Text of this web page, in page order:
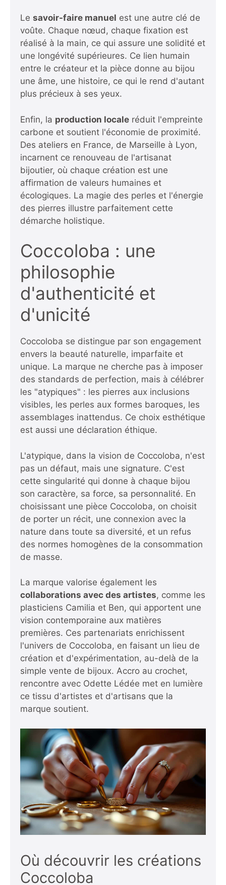
Le savoir-faire manuel est une autre clé de
voûte. Chaque nœud, chaque fixation est
réalisé à la main, ce qui assure une solidité et
une longévité supérieures. Ce lien humain
entre le créateur et la pièce donne au bijou
une âme, une histoire, ce qui le rend d'autant
plus précieux à ses yeux.
Enfin, la production locale réduit l'empreinte
carbone et soutient l'économie de proximité.
Des ateliers en France, de Marseille à Lyon,
incarnent ce renouveau de l'artisanat
bijoutier, où chaque création est une
affirmation de valeurs humaines et
écologiques. La magie des perles et l'énergie
des pierres illustre parfaitement cette
démarche holistique.
Coccoloba : une
philosophie
d'authenticité et
d'unicité
Coccoloba se distingue par son engagement
envers la beauté naturelle, imparfaite et
unique. La marque ne cherche pas à imposer
des standards de perfection, mais à célébrer
les "atypiques" : les pierres aux inclusions
visibles, les perles aux formes baroques, les
assemblages inattendus. Ce choix esthétique
est aussi une déclaration éthique.
L'atypique, dans la vision de Coccoloba, n'est
pas un défaut, mais une signature. C'est
cette singularité qui donne à chaque bijou
son caractère, sa force, sa personnalité. En
choisissant une pièce Coccoloba, on choisit
de porter un récit, une connexion avec la
nature dans toute sa diversité, et un refus
des normes homogènes de la consommation
de masse.
La marque valorise également les
collaborations avec des artistes, comme les
plasticiens Camilia et Ben, qui apportent une
vision contemporaine aux matières
premières. Ces partenariats enrichissent
l'univers de Coccoloba, en faisant un lieu de
création et d'expérimentation, au-delà de la
simple vente de bijoux. Accro au crochet,
rencontre avec Odette Lédée met en lumière
ce tissu d'artistes et d'artisans que la
marque soutient.
Où découvrir les créations
Coccoloba